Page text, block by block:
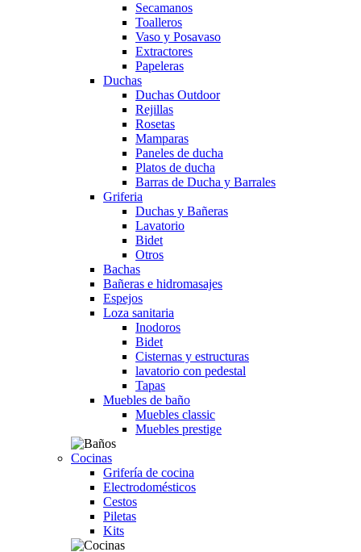
Secamanos
Toalleros
Vaso y Posavaso
Extractores
Papeleras
Duchas
Duchas Outdoor
Rejillas
Rosetas
Mamparas
Paneles de ducha
Platos de ducha
Barras de Ducha y Barrales
Griferia
Duchas y Bañeras
Lavatorio
Bidet
Otros
Bachas
Bañeras e hidromasajes
Espejos
Loza sanitaria
Inodoros
Bidet
Cisternas y estructuras
lavatorio con pedestal
Tapas
Muebles de baño
Muebles classic
Muebles prestige
Cocinas
Grifería de cocina
Electrodomésticos
Cestos
Piletas
Kits